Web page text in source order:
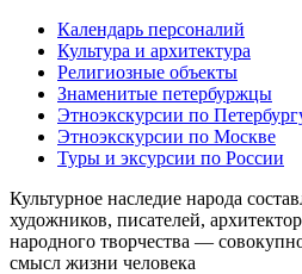
Календарь персоналий
Культура и архитектура
Религиозные объекты
Знаменитые петербуржцы
Этноэкскурсии по
Этноэкскурсии по Москве
Туры и эксурсии по России
Культурное наследие народа
художников, писателей,
народного творчества ―
смысл жизни человека